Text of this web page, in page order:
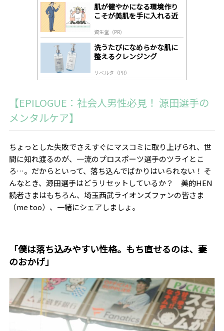
肌が健やかになる環境作り
こそが美肌を手に入れる近
資生堂（PR）
洗うたびになめらかな肌に
整えるクレンジング
リベルタ（PR）
【EPILOGUE：社会人男性必見！ 源田選手の
メンタルケア】
ちょっとした失敗でさえすぐにマスコミに取り上げられ、世
間に知れ渡るのが、一流のプロスポーツ選手のツライとこ
ろ…。だからといって、落ち込んでばかりはいられない！ そ
んなとき、源田選手はどうリセットしているか？ 美的HEN
読者さまはもちろん、埼玉西武ライオンズファンの皆さま
（me too）、一緒にシェアしましょ。
「僕は落ち込みやすい性格。もち直せるのは、妻
のおかげ」